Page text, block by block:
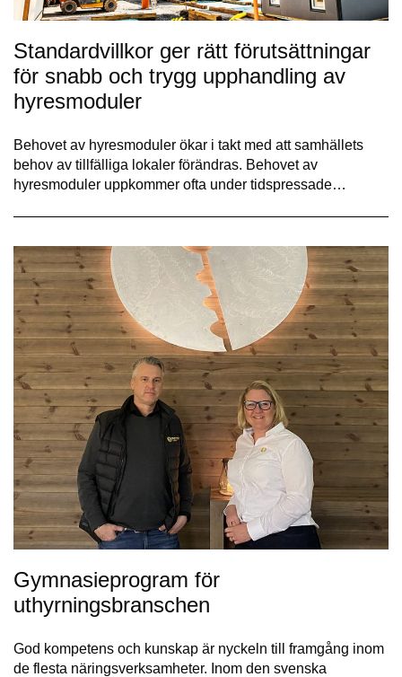
Standardvillkor ger rätt förutsättningar
för snabb och trygg upphandling av
hyresmoduler
Behovet av hyresmoduler ökar i takt med att samhällets
behov av tillfälliga lokaler förändras. Behovet av
hyresmoduler uppkommer ofta under tidspressade…
Gymnasieprogram för
uthyrningsbranschen
God kompetens och kunskap är nyckeln till framgång inom
de flesta näringsverksamheter. Inom den svenska